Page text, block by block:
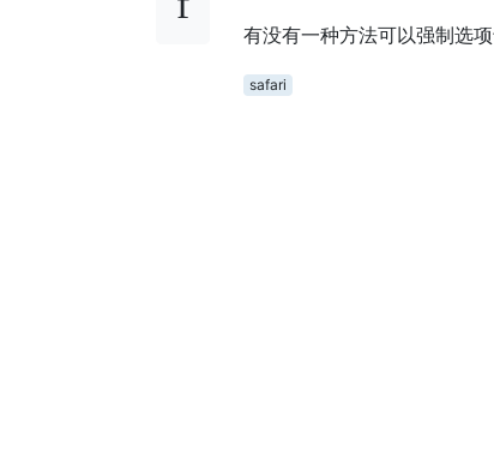
有没有一种方法可以强制选
safari